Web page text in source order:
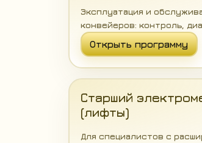
Эксплуатация и
конвейеров: контроль,
Открыть программу
Старший
(лифты)
Для специалистов с